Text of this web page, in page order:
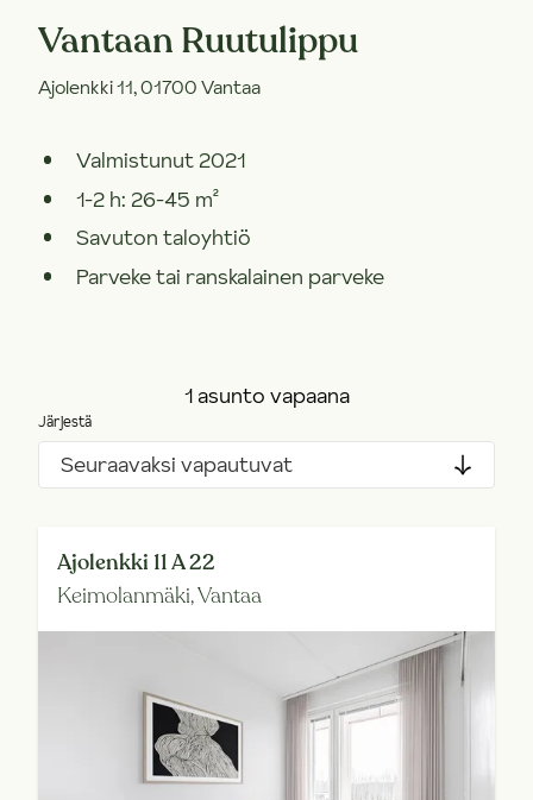
Vantaan Ruutulippu
Ajolenkki 11, 01700 Vantaa
Valmistunut 2021
1-2 h: 26-45 m²
Savuton taloyhtiö
Parveke tai ranskalainen parveke
1 asunto vapaana
Järjestä
Seuraavaksi vapautuvat
Ajolenkki 11 A 22
Keimolanmäki,Vantaa